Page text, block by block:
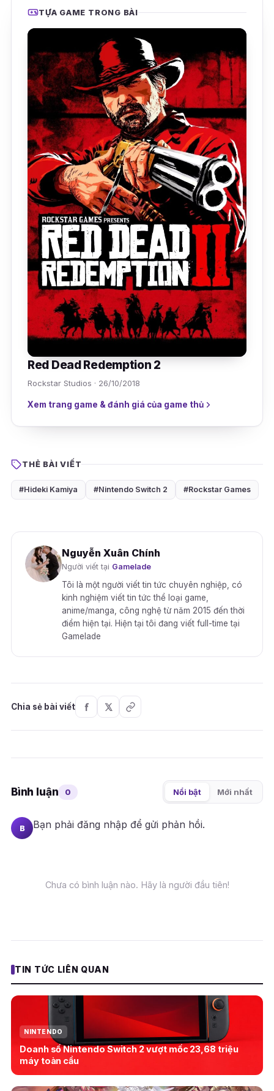
TỰA GAME TRONG BÀI
Red Dead Redemption 2
Rockstar Studios · 26/10/2018
Xem trang game & đánh giá của game thủ
THẺ BÀI VIẾT
#Hideki Kamiya #Nintendo Switch 2 #Rockstar Games
Nguyễn Xuân Chính
Người viết tại Gamelade
Tôi là một người viết tin tức chuyên nghiệp, có
kinh nghiệm viết tin tức thể loại game,
anime/manga, công nghệ từ năm 2015 đến thời
điểm hiện tại. Hiện tại tôi đang viết full-time tại
Gamelade
Chia sẻ bài viết
Bình luận 0 Nổi bật Mới nhất
B Bạn phải đăng nhập để gửi phản hồi.
Chưa có bình luận nào. Hãy là người đầu tiên!
TIN TỨC LIÊN QUAN
NINTENDO
Doanh số Nintendo Switch 2 vượt mốc 23,68 triệu
máy toàn cầu